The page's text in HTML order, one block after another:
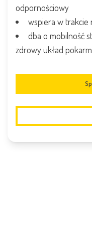
odpornościowy
wspiera w trakcie
dba o mobilność
zdrowy układ